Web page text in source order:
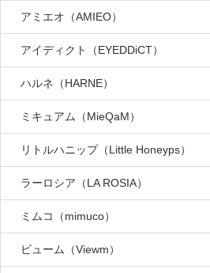
アミエオ（AMIEO）
アイディクト（EYEDDiCT）
ハルネ（HARNE）
ミキュアム（MieQaM）
リトルハニップ（Little Honeyps）
ラーロシア（LA ROSIA）
ミムコ（mimuco）
ビューム（Viewm）